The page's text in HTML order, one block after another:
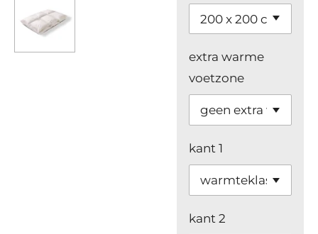
extra warme
voetzone
kant 1
kant 2